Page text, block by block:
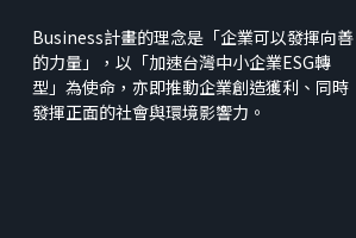
Business計畫的理念是「企業可以發揮向善
的力量」，以「加速台灣中小企業ESG轉
型」為使命，亦即推動企業創造獲利、同時
發揮正面的社會與環境影響力。